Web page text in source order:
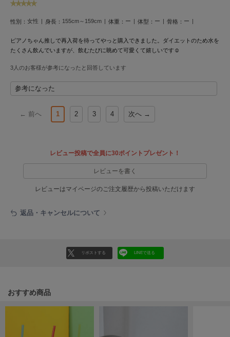
NOWNS
ナウンス
null.
ヌル
On
ポローラ
性別： 女性 身長： 155cm～159cm 体重： ー 体型： ー 骨格： ー
ピアノちゃん推しで再入荷を待ってやっと購入できました。ダイエットのため水を
たくさん飲んでいますが、飲むたびに眺めて可愛くて嬉しいです☺️
3人のお客様が参考になったと回答しています
参考になった
← 前へ 1 2 3 4 次へ →
レビュー投稿で全員に30ポイントプレゼント！
レビューを書く
レビューはマイページのご注文履歴から投稿いただけます
返品・キャンセルについて
リポストする LINEで送る
おすすめ商品